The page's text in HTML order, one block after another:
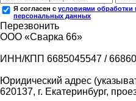
Я согласен с условиями обработки
персональных данных
Перезвонить
ООО «Сварка 66»
ИНН/КПП 6685045547 /
Юридический адрес
620137, г. Екатеринбург,